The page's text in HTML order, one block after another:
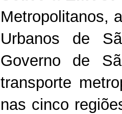
Metropolitanos,
Urbanos de
Governo de
transporte
nas cinco